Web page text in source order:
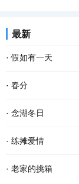
最新
·假如有一天
假如有一天， 我变
亲般抚慰他漂泊的
的浇灌久旱的粮田
· 春分
春分 一位季节的仙
款款地走来 春风敲
的泥土里萌动 一个
· 念湖冬日
念湖，一个藏在云
冬天的念湖，有着
· 练摊爱情
近日来，“地摊”这
· 老家的挑箱